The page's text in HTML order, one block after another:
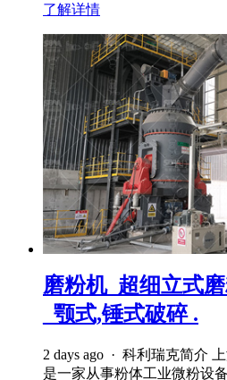
了解详情
磨粉机_超细立式
_颚式,锤式破碎 .
2 days ago · 科利瑞克简介
是一家从事粉体工业微粉设